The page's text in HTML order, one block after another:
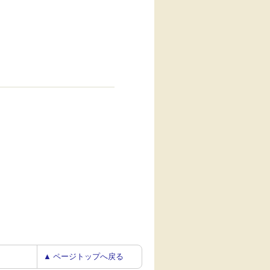
▲ ページトップへ戻る